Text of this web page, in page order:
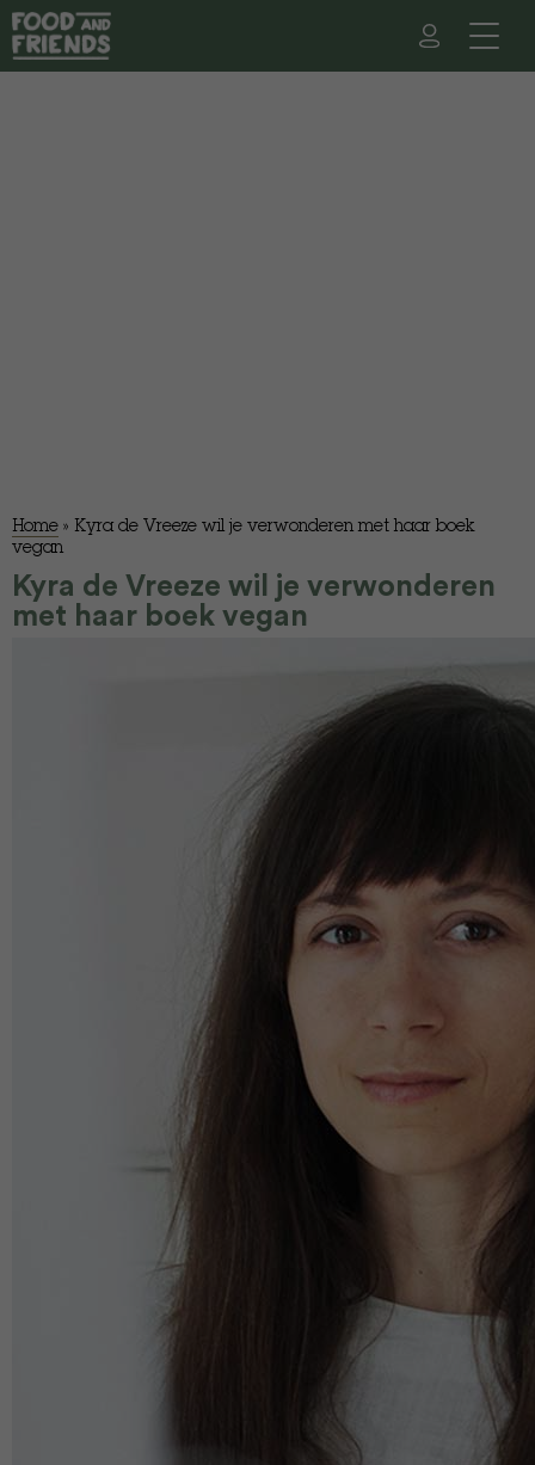
Home » Kyra de Vreeze wil je verwonderen met haar boek
vegan
Kyra de Vreeze wil je verwonderen
met haar boek vegan